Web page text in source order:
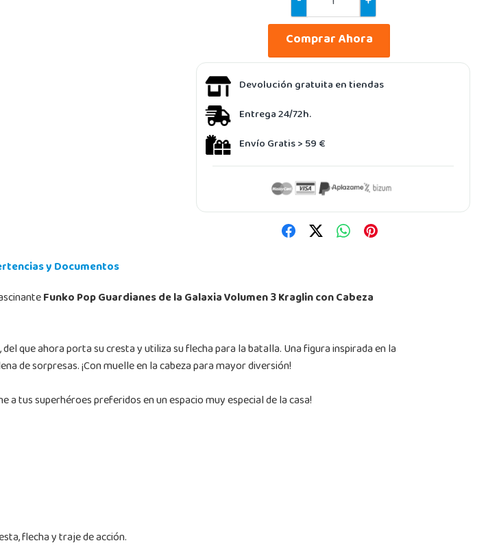
Comprar Ahora
Devolución gratuita en tiendas
Entrega 24/72h.
Envío Gratis > 59 €
y Documentos
Funko Pop Guardianes de la Galaxia Volumen 3 Kraglin con Cabeza
que ahora porta su cresta y utiliza su flecha para la batalla. Una figura inspirada en la
de sorpresas. ¡Con muelle en la cabeza para mayor diversión!
a tus superhéroes preferidos en un espacio muy especial de la casa!
flecha y traje de acción.